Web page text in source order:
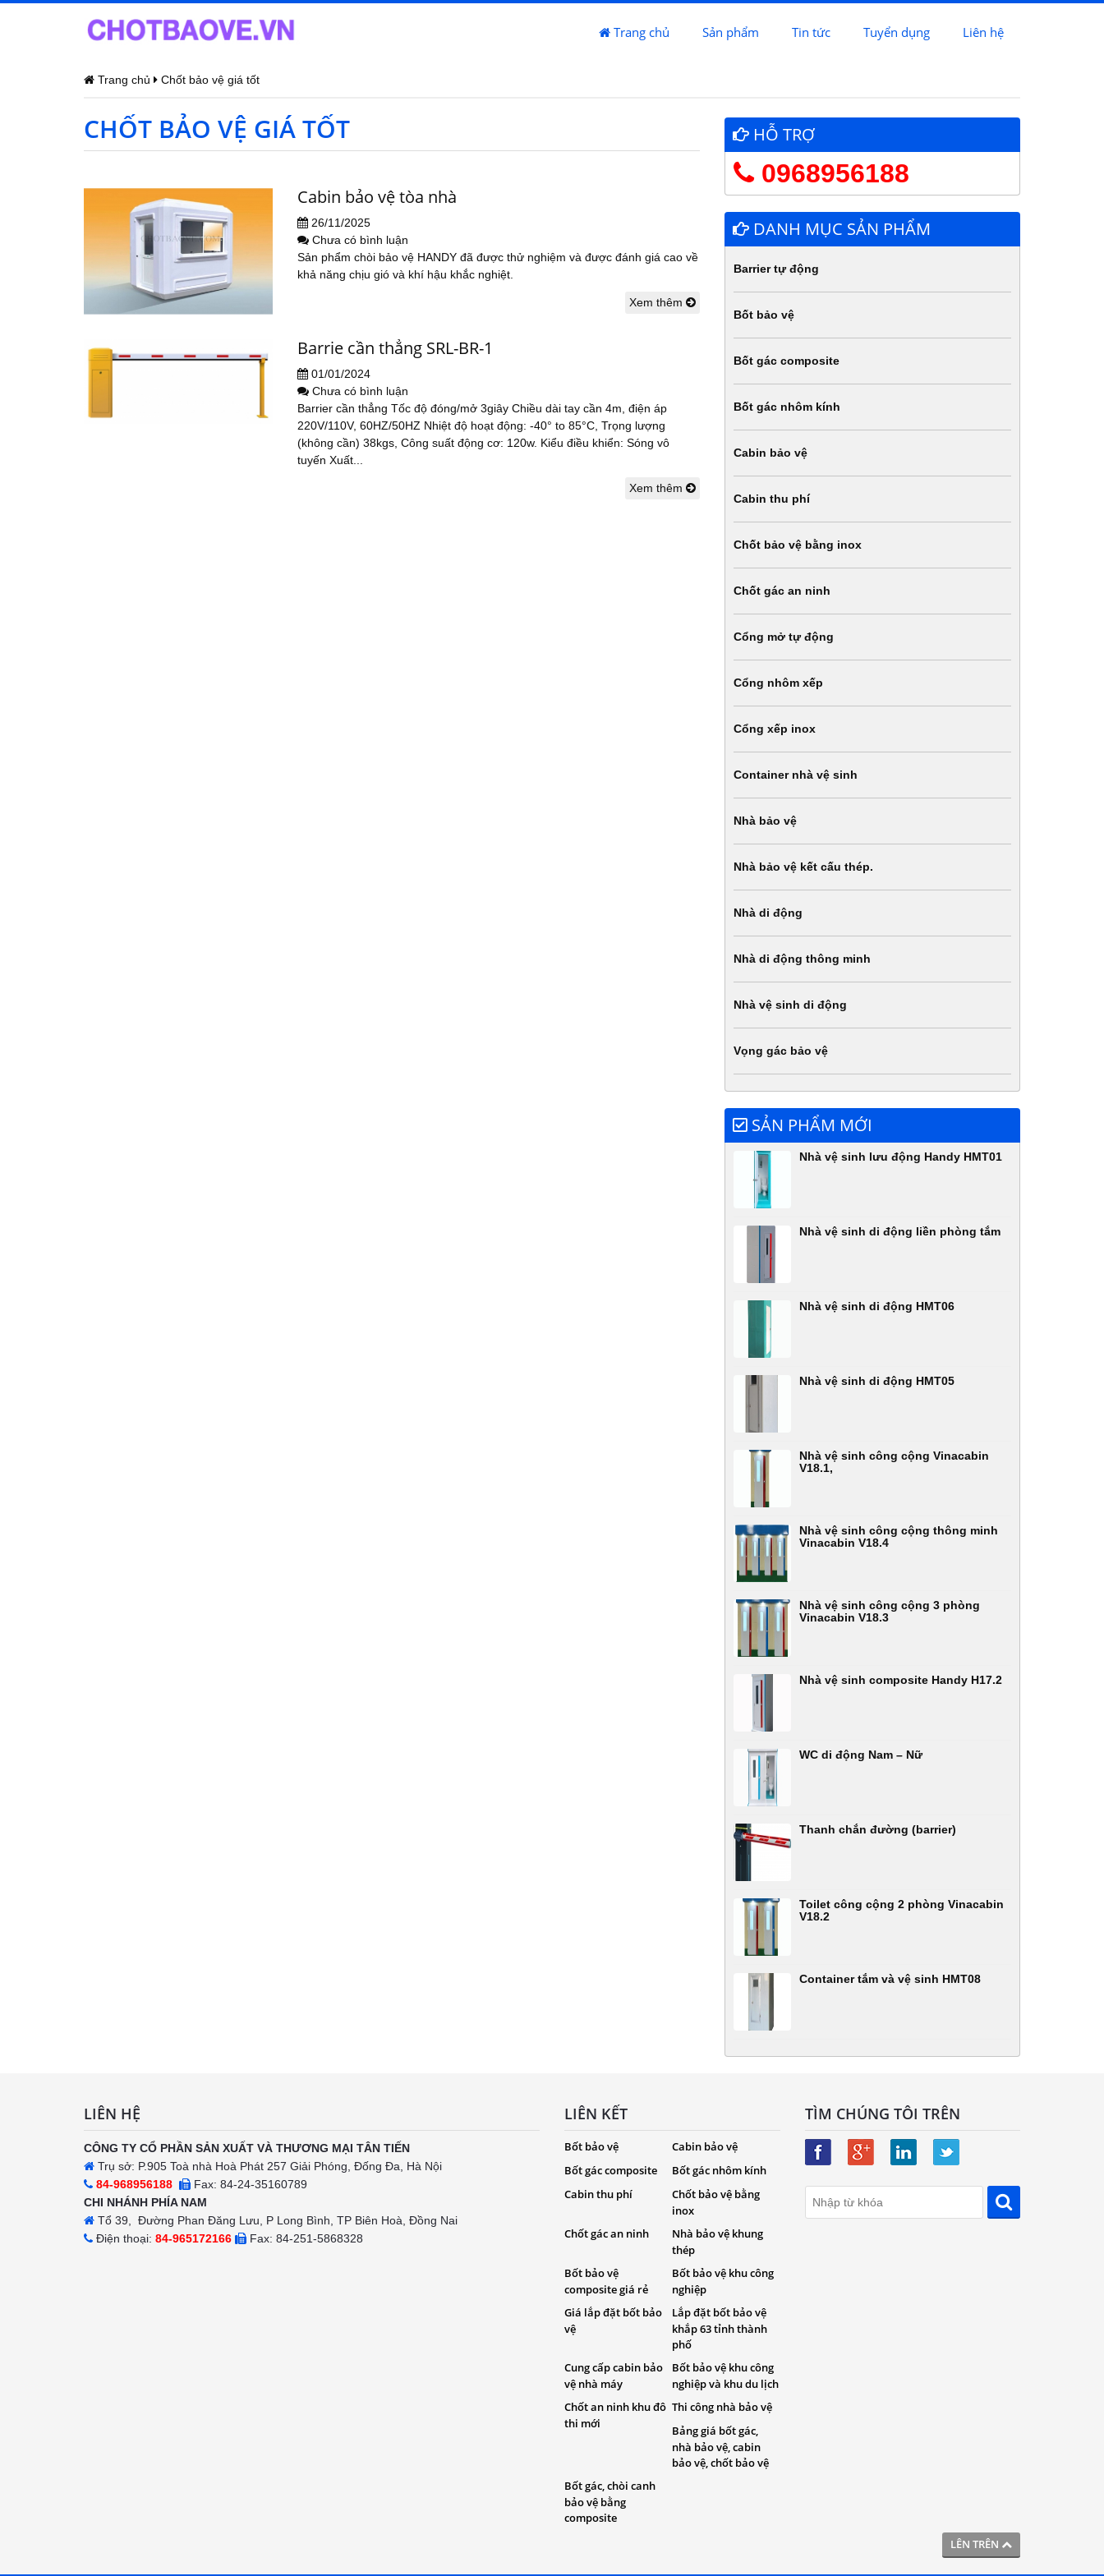
Trang chủ Sản phẩm Tin tức Tuyển dụng Liên hệ
Trang chủ Chốt bảo vệ giá tốt
CHỐT BẢO VỆ GIÁ TỐT
Cabin bảo vệ tòa nhà
26/11/2025
Chưa có bình luận
Sản phẩm chòi bảo vệ HANDY đã được thử nghiệm và được đánh giá cao về
khả năng chịu gió và khí hậu khắc nghiệt.
Xem thêm
Barrie cần thẳng SRL-BR-1
01/01/2024
Chưa có bình luận
Barrier cần thẳng Tốc độ đóng/mở 3giây Chiều dài tay cần 4m, điện áp
220V/110V, 60HZ/50HZ Nhiệt độ hoạt động: -40° to 85°C, Trọng lượng
(không cần) 38kgs, Công suất động cơ: 120w. Kiểu điều khiển: Sóng vô
tuyến Xuất...
Xem thêm
HỖ TRỢ
0968956188
DANH MỤC SẢN PHẨM
Barrier tự động
Bốt bảo vệ
Bốt gác composite
Bốt gác nhôm kính
Cabin bảo vệ
Cabin thu phí
Chốt bảo vệ bằng inox
Chốt gác an ninh
Cổng mở tự động
Cổng nhôm xếp
Cổng xếp inox
Container nhà vệ sinh
Nhà bảo vệ
Nhà bảo vệ kết cấu thép.
Nhà di động
Nhà di động thông minh
Nhà vệ sinh di động
Vọng gác bảo vệ
SẢN PHẨM MỚI
Nhà vệ sinh lưu động Handy HMT01
Nhà vệ sinh di động liền phòng tắm
Nhà vệ sinh di động HMT06
Nhà vệ sinh di động HMT05
Nhà vệ sinh công cộng Vinacabin
V18.1,
Nhà vệ sinh công cộng thông minh
Vinacabin V18.4
Nhà vệ sinh công cộng 3 phòng
Vinacabin V18.3
Nhà vệ sinh composite Handy H17.2
WC di động Nam – Nữ
Thanh chắn đường (barrier)
Toilet công cộng 2 phòng Vinacabin
V18.2
Container tắm và vệ sinh HMT08
LÊN TRÊN
LIÊN HỆ
CÔNG TY CỔ PHẦN SẢN XUẤT VÀ THƯƠNG MẠI TÂN TIẾN
Trụ sở: P.905 Toà nhà Hoà Phát 257 Giải Phóng, Đống Đa, Hà Nội
84-968956188
Fax: 84-24-35160789
CHI NHÁNH PHÍA NAM
Tổ 39, Đường Phan Đăng Lưu, P Long Bình, TP Biên Hoà, Đồng Nai
Điện thoại: 84-965172166 Fax: 84-251-5868328
LIÊN KẾT
Bốt bảo vệ
Cabin bảo vệ
Bốt gác composite
Bốt gác nhôm kính
Cabin thu phí
Chốt bảo vệ bằng
inox
Chốt gác an ninh Nhà bảo vệ khung
thép
Bốt bảo vệ
composite giá rẻ
Bốt bảo vệ khu công
nghiệp
Giá lắp đặt bốt bảo
vệ
Lắp đặt bốt bảo vệ
khắp 63 tỉnh thành
phố
Cung cấp cabin bảo
vệ nhà máy
Bốt bảo vệ khu công
nghiệp và khu du lịch
Chốt an ninh khu đô
thi mới
Thi công nhà bảo vệ
Bảng giá bốt gác,
nhà bảo vệ, cabin
bảo vệ, chốt bảo vệ
Bốt gác, chòi canh
bảo vệ bằng
composite
TÌM CHÚNG TÔI TRÊN